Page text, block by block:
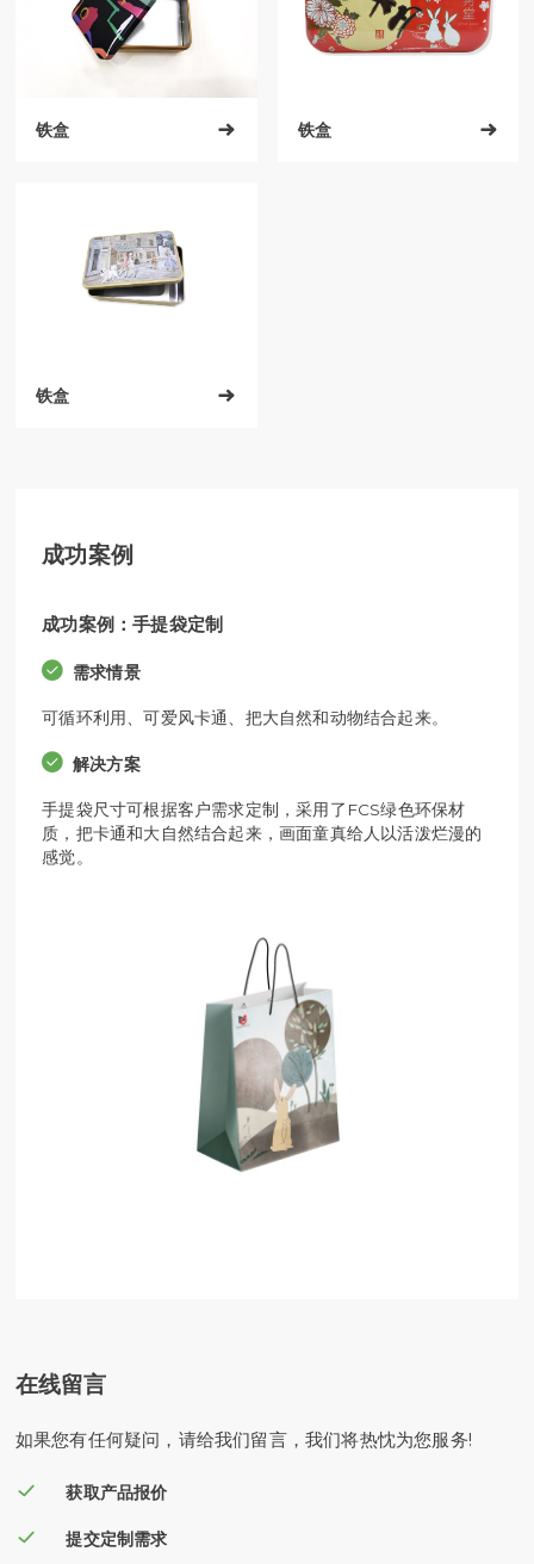
铁盒  铁盒 
铁盒 
成功案例
成功案例：手提袋定制
需求情景
可循环利用、可爱风卡通、把大自然和动物结合起来。
解决方案
手提袋尺寸可根据客户需求定制，采用了FCS绿色环保材
质，把卡通和大自然结合起来，画面童真给人以活泼烂漫的
感觉。
在线留言
如果您有任何疑问，请给我们留言，我们将热忱为您服务!
获取产品报价
提交定制需求